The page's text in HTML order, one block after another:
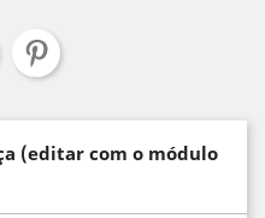
(editar com o módulo